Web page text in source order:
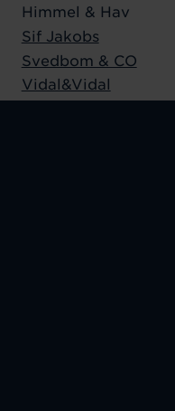
Himmel & Hav
Sif Jakobs
Svedbom & CO
Vidal&Vidal